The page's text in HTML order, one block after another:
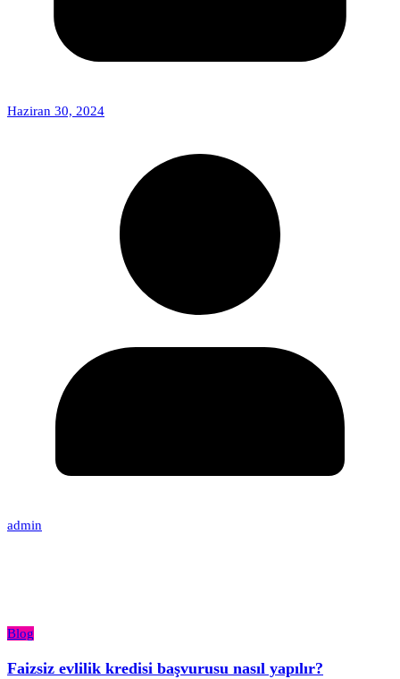
Haziran 30, 2024
admin
Blog
Faizsiz evlilik kredisi başvurusu nasıl yapılır?